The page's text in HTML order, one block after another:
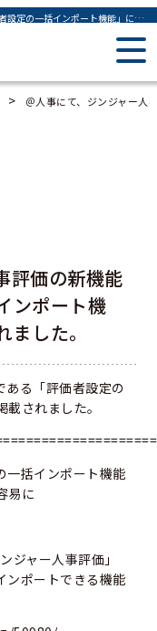
＠人事にて、ジンジャー人事評価の新機能である「評価者設定の一括インポート機能」に関する内容が掲載されました。 - ジンジャー（jinjer）｜統合型人事システム
> ＠人事にて、ジンジャー人
評価の新機能
ンポート機
した。
ある「評価者設定の
されました。
一括インポート機能
易に
ャー人事評価」
ンポートできる機能